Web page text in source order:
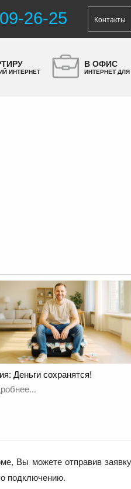
Контакты
26-25
ИНТЕРНЕТ
В ОФИС
ИНТЕРНЕТ
Деньги сохранятся!
Вы можете отправив
подключению.